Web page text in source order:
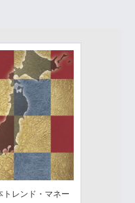
トレンド・マネー